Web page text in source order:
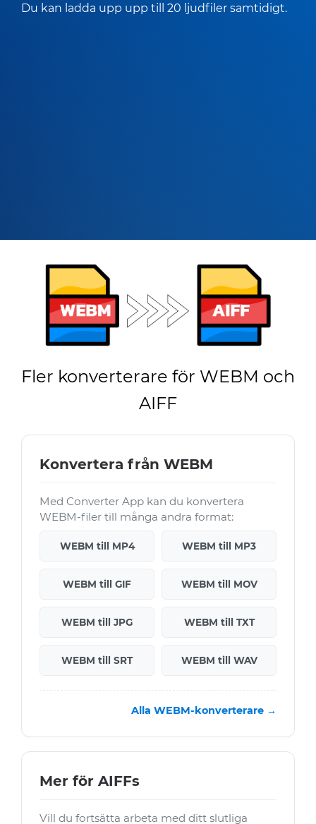
Du kan ladda upp upp till 20 ljudfiler samtidigt.
Fler konverterare för WEBM och
AIFF
Konvertera från WEBM
Med Converter App kan du konvertera
WEBM-filer till många andra format:
WEBM till MP4 WEBM till MP3
WEBM till GIF WEBM till MOV
WEBM till JPG WEBM till TXT
WEBM till SRT WEBM till WAV
Alla WEBM-konverterare →
Mer för AIFFs
Vill du fortsätta arbeta med ditt slutliga